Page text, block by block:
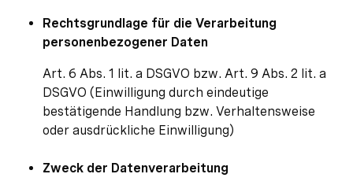
Rechtsgrundlage für die Verarbeitung
personenbezogener Daten
Art. 6 Abs. 1 lit. a DSGVO bzw. Art. 9 Abs. 2 lit. a
DSGVO (Einwilligung durch eindeutige
bestätigende Handlung bzw. Verhaltensweise
oder ausdrückliche Einwilligung)
Zweck der Datenverarbeitung